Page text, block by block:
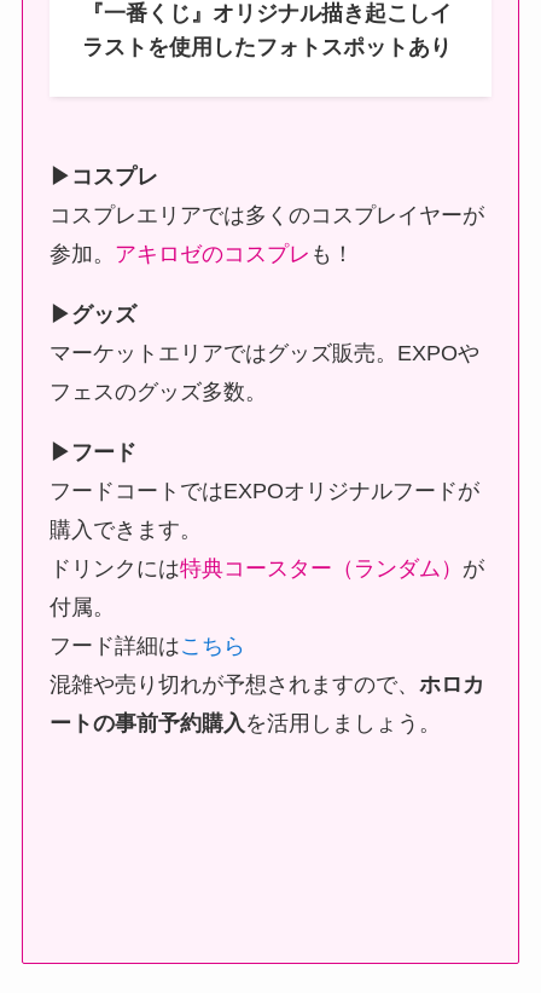
『一番くじ』オリジナル描き起こしイ
ラストを使用したフォトスポットあり
▶コスプレ
コスプレエリアでは多くのコスプレイヤーが
参加。 アキロゼのコスプレ も！
▶グッズ
マーケットエリアではグッズ販売。EXPOや
フェスのグッズ多数。
▶フード
フードコートではEXPOオリジナルフードが
購入できます。
ドリンクには特典コースター（ランダム） が
付属。
フード詳細はこちら
混雑や売り切れが予想されますので、ホロカ
ートの事前予約購入 を活用しましょう。